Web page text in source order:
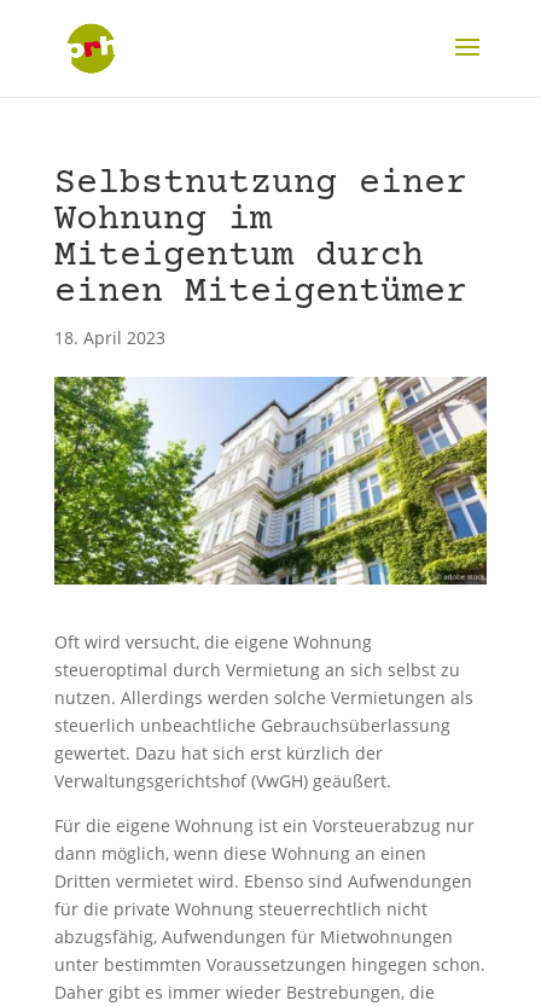
Selbstnutzung einer
Wohnung im
Miteigentum durch
einen Miteigentümer
18. April 2023
Oft wird versucht, die eigene Wohnung
steueroptimal durch Vermietung an sich selbst zu
nutzen. Allerdings werden solche Vermietungen als
steuerlich unbeachtliche Gebrauchsüberlassung
gewertet. Dazu hat sich erst kürzlich der
Verwaltungsgerichtshof (VwGH) geäußert.
Für die eigene Wohnung ist ein Vorsteuerabzug nur
dann möglich, wenn diese Wohnung an einen
Dritten vermietet wird. Ebenso sind Aufwendungen
für die private Wohnung steuerrechtlich nicht
abzugsfähig, Aufwendungen für Mietwohnungen
unter bestimmten Voraussetzungen hingegen schon.
Daher gibt es immer wieder Bestrebungen, die